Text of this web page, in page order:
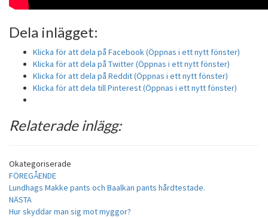
Dela inlägget:
Klicka för att dela på Facebook (Öppnas i ett nytt fönster)
Klicka för att dela på Twitter (Öppnas i ett nytt fönster)
Klicka för att dela på Reddit (Öppnas i ett nytt fönster)
Klicka för att dela till Pinterest (Öppnas i ett nytt fönster)
Relaterade inlägg:
Okategoriserade
Inläggsnavigering
FÖREGÅENDE
Lundhags Makke pants och Baalkan pants hårdtestade.
NÄSTA
Hur skyddar man sig mot myggor?